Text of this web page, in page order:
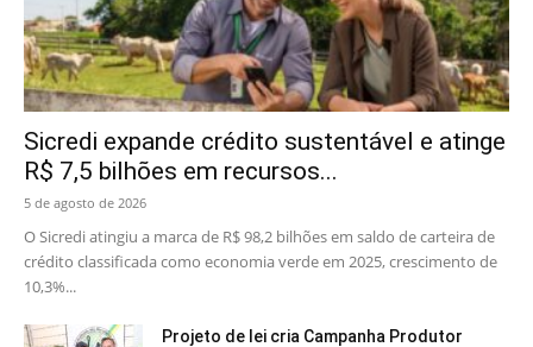
Sicredi expande crédito sustentável e atinge
R$ 7,5 bilhões em recursos...
5 de agosto de 2026
O Sicredi atingiu a marca de R$ 98,2 bilhões em saldo de carteira de
crédito classificada como economia verde em 2025, crescimento de
10,3%...
Projeto de lei cria Campanha Produtor